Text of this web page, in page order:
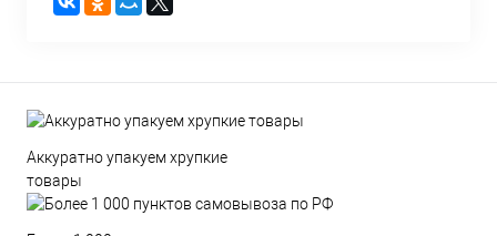
Аккуратно упакуем хрупкие
товары